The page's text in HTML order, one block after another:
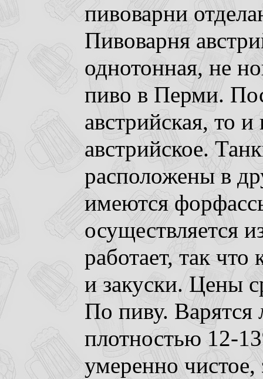
пивоварни
Пивоварня
однотонная, не
пиво в Перми.
австрийская, то
австрийское.
расположены в
имеются
осуществляется
работает, так
и закуски. Цены
По пиву. Варятся
плотностью 12-
умеренно чистое,